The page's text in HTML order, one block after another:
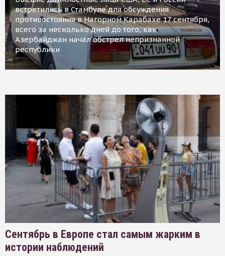
встретились в Стамбуле для обсуждения
противостояния в Нагорном Карабахе 17 сентября,
всего за несколько дней до того, как
Азербайджан начал обстрел непризнанной
республики
Сентябрь в Европе стал самым жарким в
истории наблюдений